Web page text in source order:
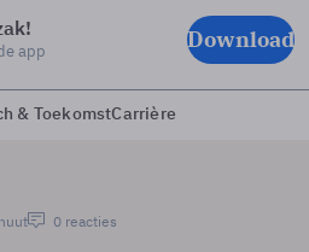
app Download
& ToekomstCarrière
0 reacties